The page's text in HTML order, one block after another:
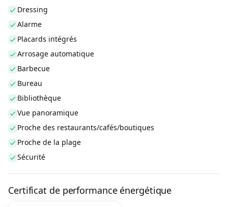
Dressing
Alarme
Placards intégrés
Arrosage automatique
Barbecue
Bureau
Bibliothèque
Vue panoramique
Proche des restaurants/cafés/boutiques
Proche de la plage
Sécurité
Certificat de performance énergétique